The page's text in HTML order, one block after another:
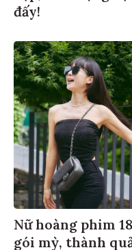
đấy!
Nữ hoàng phim
gói mỳ, thành